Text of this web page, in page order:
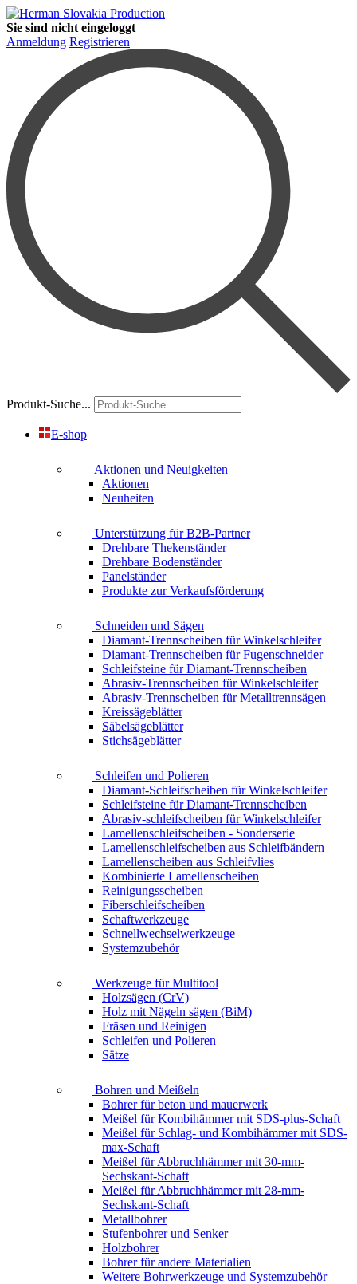
Sie sind nicht eingeloggt
Anmeldung Registrieren
Produkt-Suche...
E-shop
Aktionen und Neuigkeiten
Aktionen
Neuheiten
Unterstützung für B2B-Partner
Drehbare Thekenständer
Drehbare Bodenständer
Panelständer
Produkte zur Verkaufsförderung
Schneiden und Sägen
Diamant-Trennscheiben für Winkelschleifer
Diamant-Trennscheiben für Fugenschneider
Schleifsteine für Diamant-Trennscheiben
Abrasiv-Trennscheiben für Winkelschleifer
Abrasiv-Trennscheiben für Metalltrennsägen
Kreissägeblätter
Säbelsägeblätter
Stichsägeblätter
Schleifen und Polieren
Diamant-Schleifscheiben für Winkelschleifer
Schleifsteine für Diamant-Trennscheiben
Abrasiv-schleifscheiben für Winkelschleifer
Lamellenschleifscheiben - Sonderserie
Lamellenschleifscheiben aus Schleifbändern
Lamellenscheiben aus Schleifvlies
Kombinierte Lamellenscheiben
Reinigungsscheiben
Fiberschleifscheiben
Schaftwerkzeuge
Schnellwechselwerkzeuge
Systemzubehör
Werkzeuge für Multitool
Holzsägen (CrV)
Holz mit Nägeln sägen (BiM)
Fräsen und Reinigen
Schleifen und Polieren
Sätze
Bohren und Meißeln
Bohrer für beton und mauerwerk
Meißel für Kombihämmer mit SDS-plus-Schaft
Meißel für Schlag- und Kombihämmer mit SDS-
max-Schaft
Meißel für Abbruchhämmer mit 30-mm-
Sechskant-Schaft
Meißel für Abbruchhämmer mit 28-mm-
Sechskant-Schaft
Metallbohrer
Stufenbohrer und Senker
Holzbohrer
Bohrer für andere Materialien
Weitere Bohrwerkzeuge und Systemzubehör